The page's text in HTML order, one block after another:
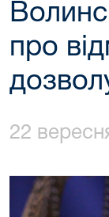
про
22